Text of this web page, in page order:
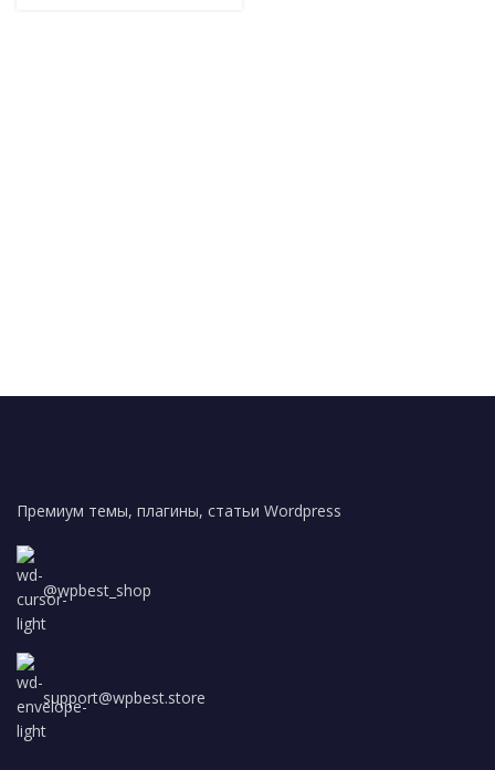
Премиум темы, плагины, статьи Wordpress
@wpbest_shop
support@wpbest.store